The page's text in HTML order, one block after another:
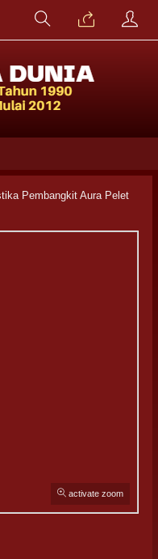
Pembangkit Aura Pelet
activate zoom